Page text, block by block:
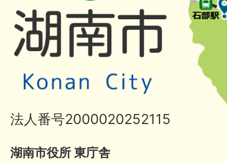
法人番号2000020252115
湖南市役所 東庁舎